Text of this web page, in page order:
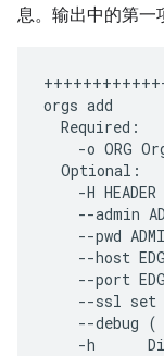
息。输出中的第一
orgs add
Required :
-o ORG
Optional :
-H HEADER
--admin
--pwd
--host
--port
--ssl set
--debug (
-h